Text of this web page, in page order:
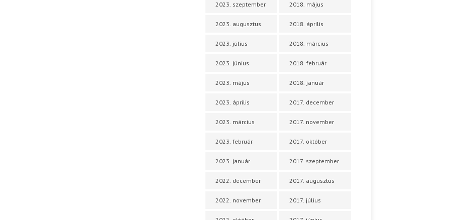
2023. szeptember
2023. augusztus
2023. július
2023. június
2023. május
2023. április
2023. március
2023. február
2023. január
2022. december
2022. november
2018. május
2018. április
2018. március
2018. február
2018. január
2017. december
2017. november
2017. október
2017. szeptember
2017. augusztus
2017. július